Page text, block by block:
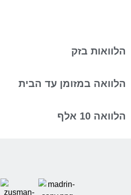
הלוואות בזק
הלוואה במזומן עד הבית
הלוואה 10 אלף